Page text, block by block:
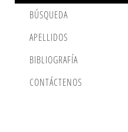
BÚSQUEDA
APELLIDOS
BIBLIOGRAFÍA
CONTÁCTENOS